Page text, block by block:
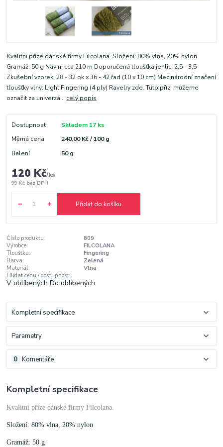
Kvalitní příze dánské firmy Filcolana. Složení: 80% vlna, 20% nylon
Gramáž: 50 g Návin: cca 210 m Doporučená tloušťka jehlic: 2,5 - 3,5
Zkušební vzorek: 28 - 32 ok x 36 - 42 řad (10 x 10 cm) Mezinárodní značení
tloušťky vlny: Light Fingering (4 ply) Ravelry zde. Tuto přízi můžeme
označit za univerzá... celý popis
Dostupnost
Skladem 17 ks
Měrná cena
240,00 Kč / 100 g
Balení
50 g
120 Kč/ks
99 Kč bez DPH
Přidat do košíku
Číslo produktu:
809
Výrobce:
FILCOLANA
Tloušťka:
Fingering
Barva:
Zelená
Materiál:
Vlna
Hlídat cenu / dostupnost
V oblíbenýchDo oblíbených
Kompletní specifikace
Parametry
Komentáře
0
Kompletní specifikace
Kvalitní příze dánské firmy Filcolana.
Složení: 80% vlna, 20% nylon
Gramáž: 50 g